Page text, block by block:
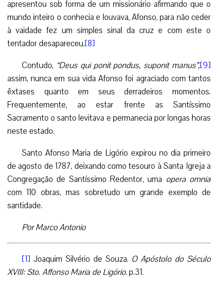
apresentou sob forma de um missionário afirmando que o
mundo inteiro o conhecia e louvava, Afonso, para não ceder
à vaidade fez um simples sinal da cruz e com este o
tentador desapareceu.[8]
Contudo, “Deus qui ponit pondus, suponit manus”,[9]
assim, nunca em sua vida Afonso foi agraciado com tantos
êxtases quanto em seus derradeiros momentos.
Frequentemente, ao estar frente as Santíssimo
Sacramento o santo levitava e permanecia por longas horas
neste estado.
Santo Afonso Maria de Ligório expirou no dia primeiro
de agosto de 1787, deixando como tesouro à Santa Igreja a
Congregação de Santíssimo Redentor, uma opera omnia
com 110 obras, mas sobretudo um grande exemplo de
santidade.
Por Marco Antonio
[1] Joaquim Silvério de Souza. O Apóstolo do Século
XVIII: Sto. Affonso Maria de Ligório. p.31.